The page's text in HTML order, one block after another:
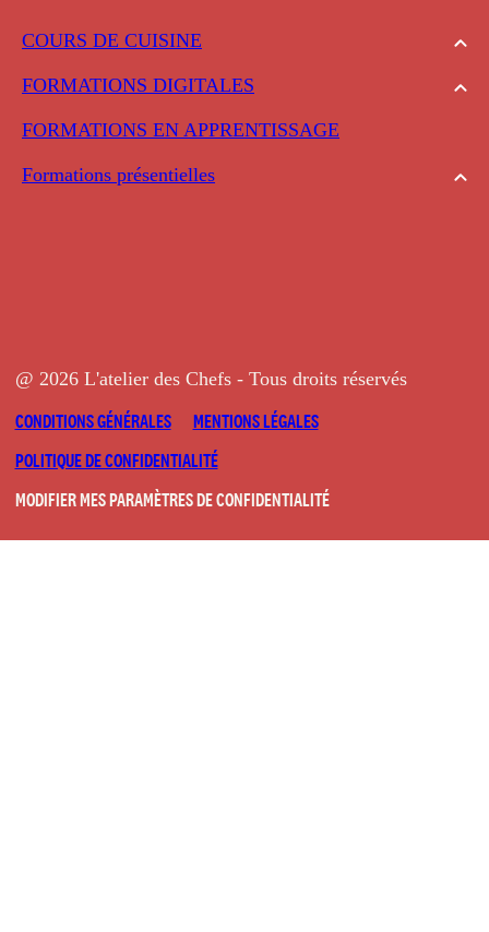
COURS DE CUISINE
FORMATIONS DIGITALES
FORMATIONS EN APPRENTISSAGE
Formations présentielles
@ 2026 L'atelier des Chefs - Tous droits réservés
CONDITIONS GÉNÉRALES
MENTIONS LÉGALES
POLITIQUE DE CONFIDENTIALITÉ
MODIFIER MES PARAMÈTRES DE CONFIDENTIALITÉ